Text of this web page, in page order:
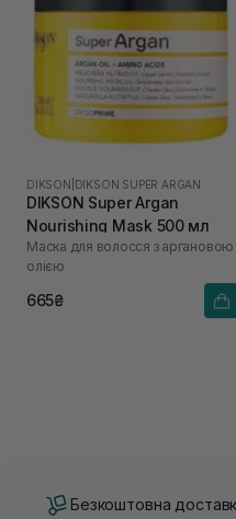
DIKSON DIKSON SUPER ARGAN
DIKSON Super Argan
Nourishing Mask 500 мл
Маска для волосся з аргановою
олією
665₴
Безкоштовна